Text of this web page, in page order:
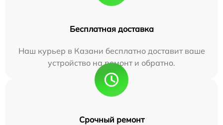
Бесплатная доставка
Наш курьер в Казани бесплатно доставит ваше
устройство на ремонт и обратно.
Срочный ремонт